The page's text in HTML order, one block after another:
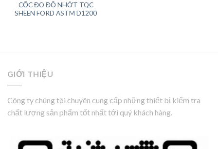
CỐC ĐO ĐỘ NHỚT TQC
SHEEN FORD ASTM D1200
GIỚI THIỆU
Công ty chúng tôi chuyên cung cấp những thiết bị kiểm tra
chất lượng sản phẩm tốt nhất tới quý khách hàng.